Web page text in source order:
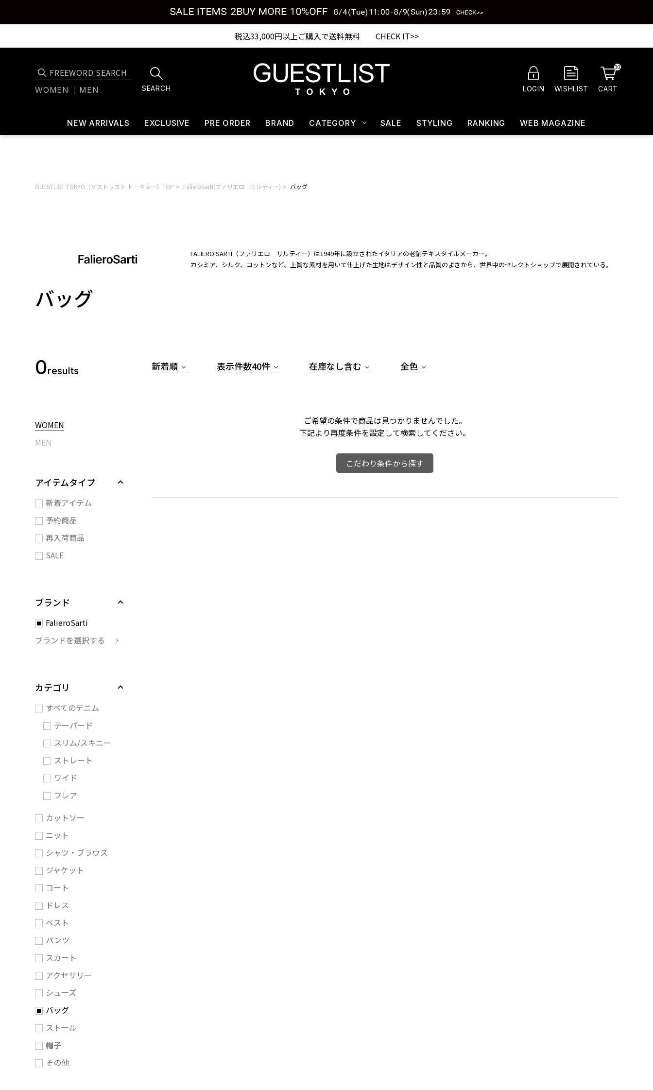
税込33,000円以上ご購入で送料無料 CHECK IT>>
WOMEN MEN SEARCH LOGIN WISHLIST CART
30
NEW ARRIVALS EXCLUSIVE PRE ORDER BRAND CATEGORY SALE STYLING RANKING WEB MAGAZINE
GUESTLIST TOKYO（ゲストリスト トーキョー）TOP FalieroSarti(ファリエロ サルティー) バッグ
FALIERO SARTI（ファリエロ サルティー）は1949年に設立されたイタリアの老舗テキスタイルメーカー。
カシミア、シルク、コットンなど、上質な素材を用いて仕上げた生地はデザイン性と品質のよさから、世界中のセレクトショップで展開されている。
バッグ
0results
WOMEN
MEN
アイテムタイプ
新着アイテム
予約商品
再入荷商品
SALE
ブランド
FalieroSarti
ブランドを選択する
カテゴリ
すべてのデニム
テーパード
スリム/スキニー
ストレート
ワイド
フレア
カットソー
ニット
シャツ・ブラウス
ジャケット
コート
ドレス
ベスト
パンツ
スカート
アクセサリー
シューズ
バッグ
ストール
帽子
その他
新着順 表示件数40件 在庫なし含む 全色
ご希望の条件で商品は見つかりませんでした。
下記より再度条件を設定して検索してください。
こだわり条件から探す